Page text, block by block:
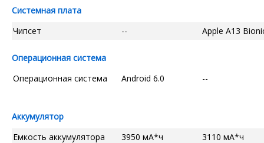
Системная плата
Чипсет
-- Apple A13
Операционная система
Операционная система
Android 6.0 --
Аккумулятор
Емкость аккумулятора
3950 мА*ч
3110 мА*ч